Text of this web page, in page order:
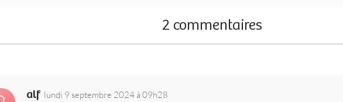
2 commentaires
alf lundi 9 septembre 2024 à 09h28